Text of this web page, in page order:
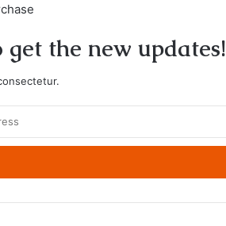
the new updates!